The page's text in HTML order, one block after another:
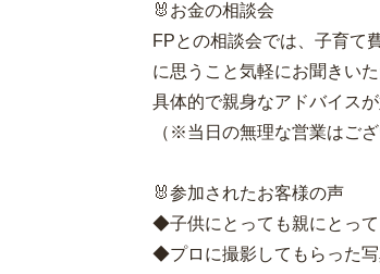
🐰お金の相談会
FPとの相談会では、子育て
に思うこと気軽にお聞きいた
具体的で親身なアドバイスが
（※当日の無理な営業はご
🐰参加されたお客様の声
◆子供にとっても親にとって
◆プロに撮影してもらった写